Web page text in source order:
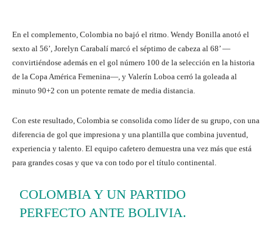
En el complemento, Colombia no bajó el ritmo. Wendy Bonilla anotó el
sexto al 56’, Jorelyn Carabalí marcó el séptimo de cabeza al 68’ —
convirtiéndose además en el gol número 100 de la selección en la historia
de la Copa América Femenina—, y Valerín Loboa cerró la goleada al
minuto 90+2 con un potente remate de media distancia.
Con este resultado, Colombia se consolida como líder de su grupo, con una
diferencia de gol que impresiona y una plantilla que combina juventud,
experiencia y talento. El equipo cafetero demuestra una vez más que está
para grandes cosas y que va con todo por el título continental.
COLOMBIA Y UN PARTIDO
PERFECTO ANTE BOLIVIA.